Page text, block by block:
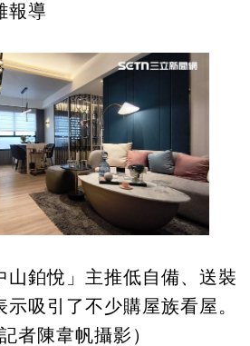
報導
鉑悅」主推低自備、送裝
吸引了不少購屋族看屋。
者陳韋帆攝影）